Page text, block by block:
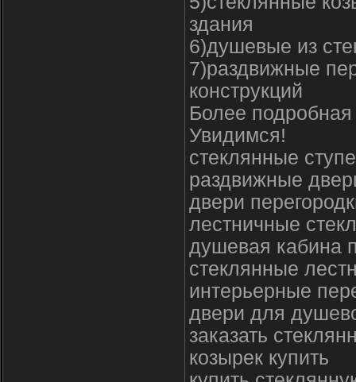
здания
6)душевые из
7)раздвижные
конструкций
Более
Увидимся!
стеклянные
раздвижные
двери
лестничные
душевая кабина
стеклянные
интерьерные
двери для
заказать
козырек купить